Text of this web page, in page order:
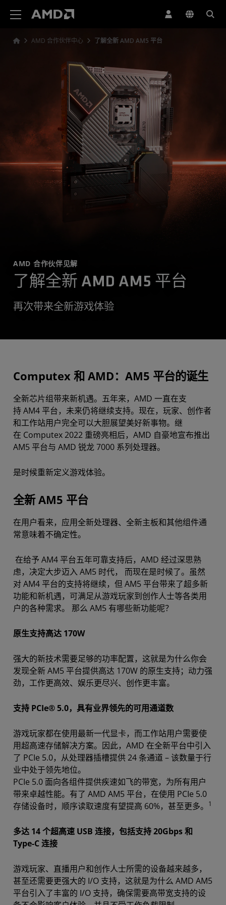
AMD 合作伙伴中心 了解全新 AMD AM5 平台
AMD 合作伙伴见解
了解全新 AMD AM5 平台
再次带来全新游戏体验
Computex 和 AMD：AM5 平台的诞生
全新芯片组带来新机遇。五年来，AMD 一直在支
持 AM4 平台，未来仍将继续支持。现在，玩家、创作者
和工作站用户完全可以大胆展望美好新事物。继
在 Computex 2022 重磅亮相后，AMD 自豪地宣布推出
AM5 平台与 AMD 锐龙 7000 系列处理器。
是时候重新定义游戏体验。
全新 AM5 平台
在用户看来，应用全新处理器、全新主板和其他组件通
常意味着不确定性。
在给予 AM4 平台五年可靠支持后，AMD 经过深思熟
虑，决定大步迈入 AM5 时代， 而现在是时候了。虽然
对 AM4 平台的支持将继续，但 AM5 平台带来了超多新
功能和新机遇，可满足从游戏玩家到创作人士等各类用
户的各种需求。 那么 AM5 有哪些新功能呢？
原生支持高达 170W
强大的新技术需要足够的功率配置，这就是为什么你会
发现全新 AM5 平台提供高达 170W 的原生支持；动力强
劲，工作更高效、娱乐更尽兴、创作更丰富。
支持 PCIe® 5.0，具有业界领先的可用通道数
游戏玩家都在使用最新一代显卡，而工作站用户需要使
用超高速存储解决方案。因此，AMD 在全新平台中引入
了 PCIe 5.0，从处理器插槽提供 24 条通道 – 该数量于行
业中处于领先地位。
PCIe 5.0 面向各组件提供疾速如飞的带宽，为所有用户
带来卓越性能。有了 AMD AM5 平台，在使用 PCIe 5.0
存储设备时，顺序读取速度有望提高 60%，甚至更多。
1
多达 14 个超高速 USB 连接，包括支持 20Gbps 和
Type-C 连接
游戏玩家、直播用户和创作人士所需的设备越来越多，
甚至还需要更强大的 I/O 支持，这就是为什么 AMD AM5
平台引入了丰富的 I/O 支持，确保需要高带宽支持的设